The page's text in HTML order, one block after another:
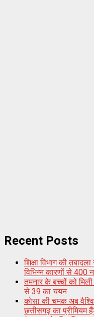
Recent Posts
शिक्षा विभाग की
विभिन्न कारणों से 400
तमनार के बच्चों को
से 39 का चयन
कोसा की चमक अब
छत्तीसगढ़ का प्रीमियम